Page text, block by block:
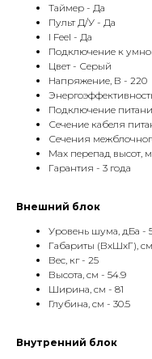
Таймер - Да
Пульт Д/У - Да
I Feel - Да
Подключение к
Цвет - Серый
Напряжение, В - 220
Подключение
Сечение кабеля
Сечения
Max перепад высот,
Гарантия - 3 года
Внешний блок
Уровень шума, дБа -
Габариты (ВхШхГ), см
Вес, кг - 25
Высота, см - 54.9
Ширина, см - 81
Глубина, см - 30.5
Внутренний блок
Г.Москва
71/22к2
Пн-вс с 9:00 до 18:00
Телефон
8 495 233-79-79
8 985 233-79-79
КОНТАКТЫ